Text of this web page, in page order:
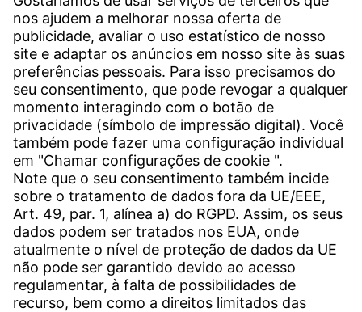
Teléfono recepción:
+34 949 325 200(24 horas)
CONTATO
Unidades de produção em todo o mundo
Contato
SERVIÇOS
Download-Center
Download Software de Usuário